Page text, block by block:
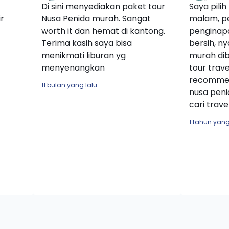
Di sini menyediakan paket tour
Nusa Penida murah. Sangat
worth it dan hemat di kantong.
Terima kasih saya bisa
menikmati liburan yg
menyenangkan
11 bulan yang lalu
Saya
malam,
bersih,
murah
tour
nusa
cari
1 tahun